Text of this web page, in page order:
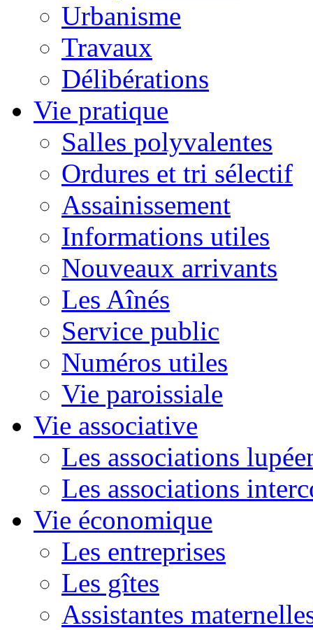
Urbanisme
Travaux
Délibérations
Vie pratique
Salles polyvalentes
Ordures et tri sélectif
Assainissement
Informations utiles
Nouveaux arrivants
Les Aînés
Service public
Numéros utiles
Vie paroissiale
Vie associative
Les associations
Les associations
Vie économique
Les entreprises
Les gîtes
Assistantes